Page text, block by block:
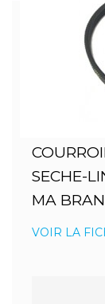
SECHE-
MA
VOIR LA